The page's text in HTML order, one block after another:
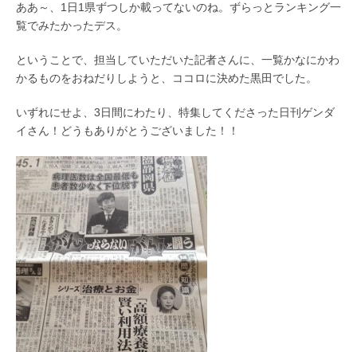
ああ～、1日1県ずつしか載ってないのね。ずらっとランキング一
覧でみたかったデス。
ということで、担当していただいた記者さんに、一覧かなにかわ
かるものをおねだりしようと、ココロに決めた黒田でした。
いずれにせよ、3日間にわたり、特集してくださった日刊ゲンダ
イさん！どうもありがとうございました！！